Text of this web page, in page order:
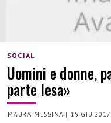
SOCIAL
Uomini e donne,
parte lesa»
MAURA MESSINA | 19 GIU 2017